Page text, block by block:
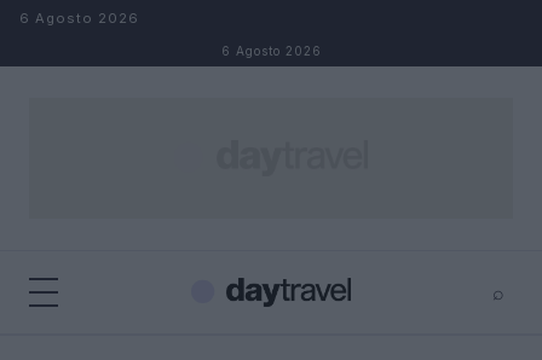
Salta al contenuto
6 Agosto 2026
6 Agosto 2026
⌕